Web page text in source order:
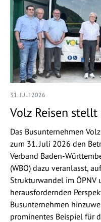
31. JULI 2026
Volz Reisen
Das Busunternehmen
zum 31. Juli 2026 den
Verband Baden-
(WBO) dazu veranlasst,
Strukturwandel im ÖPNV
herausfordernden
Busunternehmen
prominentes Beispiel für